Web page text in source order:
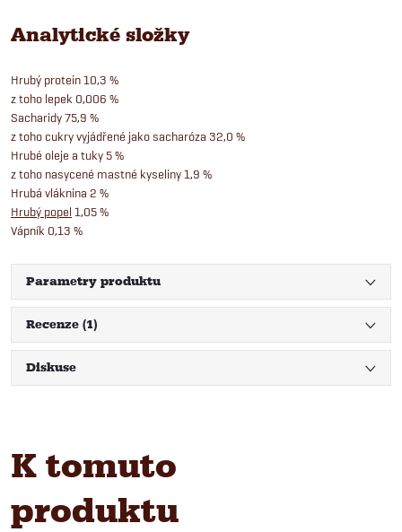
Analytické složky
Hrubý protein 10,3 %
z toho lepek 0,006 %
Sacharidy 75,9 %
z toho cukry vyjádřené jako sacharóza 32,0 %
Hrubé oleje a tuky 5 %
z toho nasycené mastné kyseliny 1,9 %
Hrubá vláknina 2 %
Hrubý popel 1,05 %
Vápník 0,13 %
Parametry produktu
Recenze (1)
Diskuse
K tomuto
produktu